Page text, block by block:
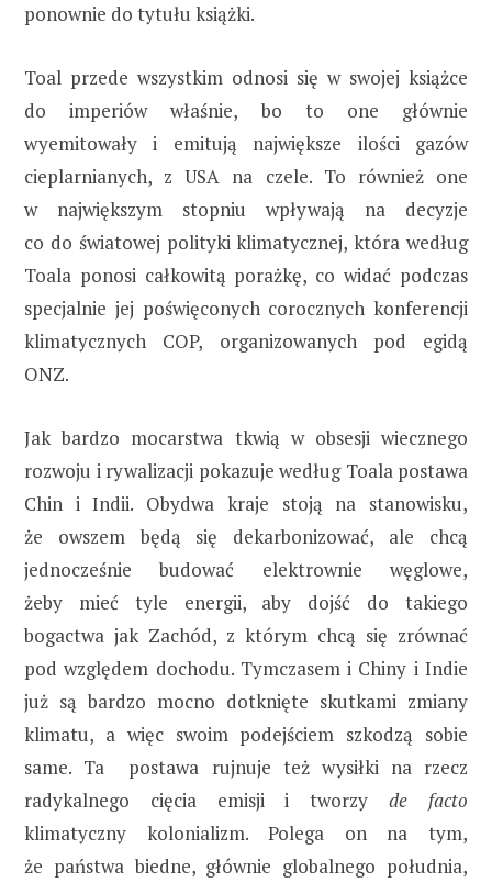
ponownie do tytułu książki.
Toal przede wszystkim odnosi się w swojej książce
do imperiów właśnie, bo to one głównie
wyemitowały i emitują największe ilości gazów
cieplarnianych, z USA na czele. To również one
w największym stopniu wpływają na decyzje
co do światowej polityki klimatycznej, która według
Toala ponosi całkowitą porażkę, co widać podczas
specjalnie jej poświęconych corocznych konferencji
klimatycznych COP, organizowanych pod egidą
ONZ.
Jak bardzo mocarstwa tkwią w obsesji wiecznego
rozwoju i rywalizacji pokazuje według Toala postawa
Chin i Indii. Obydwa kraje stoją na stanowisku,
że owszem będą się dekarbonizować, ale chcą
jednocześnie budować elektrownie węglowe,
żeby mieć tyle energii, aby dojść do takiego
bogactwa jak Zachód, z którym chcą się zrównać
pod względem dochodu. Tymczasem i Chiny i Indie
już są bardzo mocno dotknięte skutkami zmiany
klimatu, a więc swoim podejściem szkodzą sobie
same. Ta postawa rujnuje też wysiłki na rzecz
radykalnego cięcia emisji i tworzyde facto
klimatyczny kolonializm. Polega on na tym,
że państwa biedne, głównie globalnego południa,